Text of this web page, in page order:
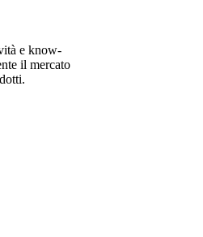
e know-
il mercato